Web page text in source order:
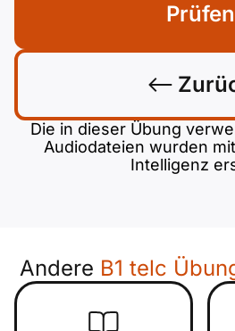
Prüfen
Die in dieser Übung
Audiodateien wurden
Intelligenz
Andere B1 telc